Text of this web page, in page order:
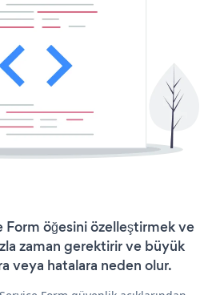
Form öğesini özelleştirmek ve
zaman gerektirir ve büyük
veya hatalara neden olur.